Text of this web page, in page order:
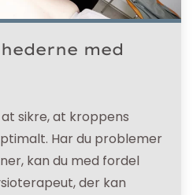
med
sikre, at kroppens
Har du problemer
kan du med fordel
der kan